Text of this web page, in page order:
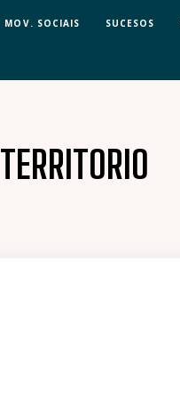
MOV. SOCIAIS SUCESOS